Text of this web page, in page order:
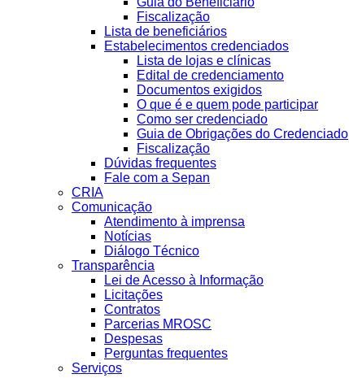
Fiscalização
Lista de beneficiários
Estabelecimentos credenciados
Lista de lojas e clínicas
Edital de credenciamento
Documentos exigidos
O que é e quem pode participar
Como ser credenciado
Guia de Obrigações do Credenciado
Fiscalização
Dúvidas frequentes
Fale com a Sepan
CRIA
Comunicação
Atendimento à imprensa
Notícias
Diálogo Técnico
Transparência
Lei de Acesso à Informação
Licitações
Contratos
Parcerias MROSC
Despesas
Perguntas frequentes
Serviços